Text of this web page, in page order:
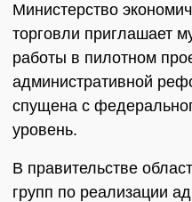
Министерство
торговли приглашает
работы в пилотном
административной
спущена с
уровень.
В правительстве
групп по реализации